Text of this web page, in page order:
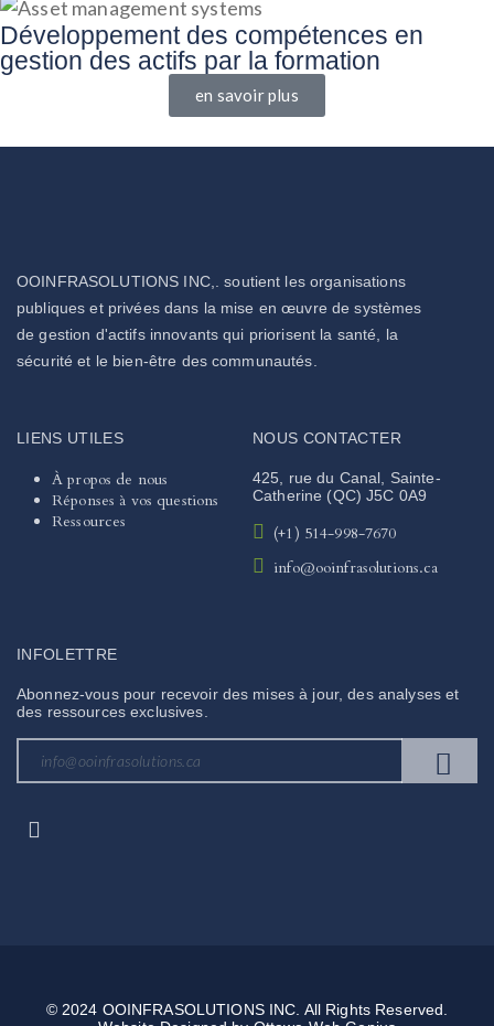
Développement des compétences en
gestion des actifs par la formation
en savoir plus
OOINFRASOLUTIONS INC,. soutient les organisations
publiques et privées dans la mise en œuvre de systèmes
de gestion d'actifs innovants qui priorisent la santé, la
sécurité et le bien-être des communautés.
LIENS UTILES
À propos de nous
Réponses à vos questions
Ressources
NOUS CONTACTER
425, rue du Canal, Sainte-
Catherine (QC) J5C 0A9
(+1) 514-998-7670
info@ooinfrasolutions.ca
INFOLETTRE
Abonnez-vous pour recevoir des mises à jour, des analyses et
des ressources exclusives.
© 2024 OOINFRASOLUTIONS INC. All Rights Reserved.